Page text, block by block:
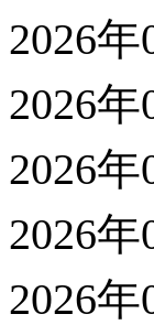
2026
2026
2026
2026
2026